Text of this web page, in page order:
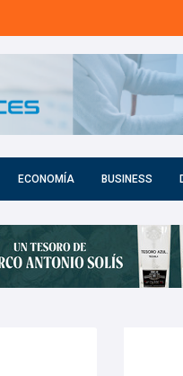
ECONOMÍA BUSINESS